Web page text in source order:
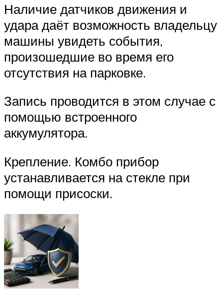
Наличие датчиков движения и
удара даёт возможность владельцу
машины увидеть события,
произошедшие во время его
отсутствия на парковке.
Запись проводится в этом случае с
помощью встроенного
аккумулятора.
Крепление. Комбо прибор
устанавливается на стекле при
помощи присоски.